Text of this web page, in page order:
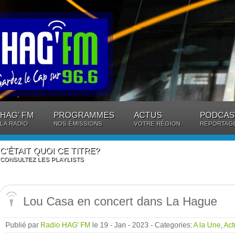
HAG’ FM
LA RADIO
PROGRAMMES
NOS ÉMISSIONS
ACTUS
VOTRE RÉGION
C’ÉTAIT QUOI CE TITRE?
CONSULTEZ LES PLAYLISTS
Lou Casa en concert dans La Hague
Publié par Radio HAG' FM le 19 - Jan - 2023 - Categories:A la Une,